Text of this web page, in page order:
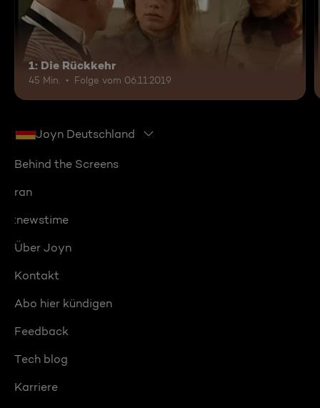
1: Die Rückkehr
45 Min. Folge vom 06.11.2019
Joyn Deutschland
Behind the Screens
ran
:newstime
Über Joyn
Kontakt
Abo hier kündigen
Feedback
Tech blog
Karriere